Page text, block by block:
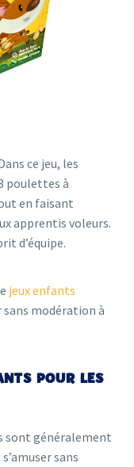
ce jeu, les
poulettes à
en faisant
apprentis voleurs.
d’équipe.
jeux enfants
modération à
POUR LES
sont généralement
sans